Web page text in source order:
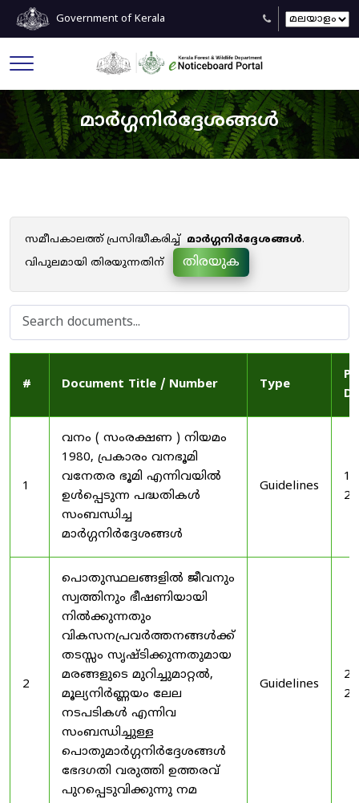
Government of Kerala
മാർഗ്ഗനിർദ്ദേശങ്ങൾ
സമീപകാലത്ത് പ്രസിദ്ധീകരിച്ച് മാർഗ്ഗനിർദ്ദേശങ്ങൾ.
വിപുലമായി തിരയുന്നതിന്
തിരയുക
# Document Title / Number Type
1
വനം ( സംരക്ഷണ ) നിയമം
1980, പ്രകാരം വനഭൂമി
വനേതര ഭൂമി എന്നിവയിൽ
ഉൾപ്പെടുന്ന പദ്ധതികൾ
സംബന്ധിച്ച
മാർഗ്ഗനിർദ്ദേശങ്ങൾ
Guidelines
2
പൊതുസ്ഥലങ്ങളിൽ ജീവനും
സ്വത്തിനും ഭീഷണിയായി
നിൽക്കുന്നതും
വികസനപ്രവർത്തനങ്ങൾക്ക്
തടസ്സം സൃഷ്ടിക്കുന്നതുമായ
മരങ്ങളുടെ മുറിച്ചുമാറ്റൽ,
മൂല്യനിർണ്ണയം ലേല
നടപടികൾ എന്നിവ
സംബന്ധിച്ചുള്ള
പൊതുമാർഗ്ഗനിർദ്ദേശങ്ങൾ
ഭേദഗതി വരുത്തി ഉത്തരവ്
പുറപ്പെടുവിക്കുന്നു നമ
Guidelines